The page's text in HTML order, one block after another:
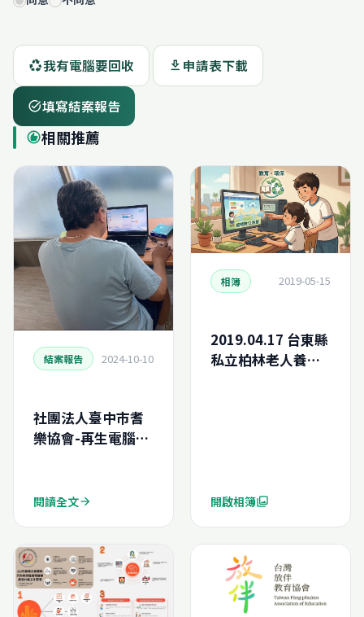
recycling我有電腦要回收 download 申請表下載
task_alt填寫結案報告
recommend相關推薦
結案報告 2024-10-10
社團法人臺中市耆
樂協會-再生電腦申
閱讀全文arrow_forward
相簿 2019-05-15
2019.04.17 台東縣
私立柏林老人養護
開啟相簿photo_library